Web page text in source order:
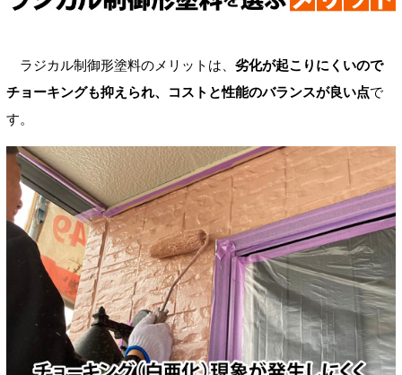
ラジカル制御形塗料のメリットは、 劣化が起こりにくいので
チョーキングも抑えられ、コストと性能のバランスが良い点で
す。